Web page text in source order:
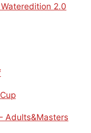
2.0
Adults&Masters